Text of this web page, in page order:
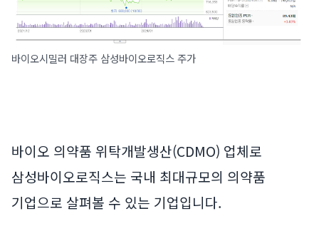
바이오시밀러 대장주 삼성바이오로직스 주가
바이오 의약품 위탁개발생산(CDMO) 업체로
삼성바이오로직스는 국내 최대규모의 의약품
기업으로 살펴볼 수 있는 기업입니다.